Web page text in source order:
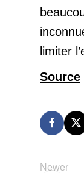
limiter
Source
Newer